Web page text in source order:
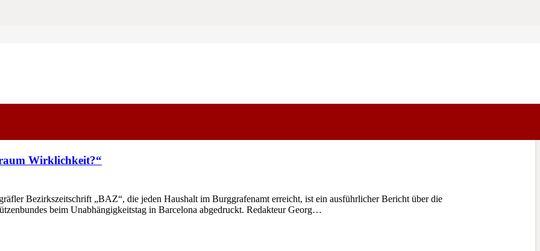
Wirklichkeit?“
Bezirkszeitschrift „BAZ“, die jeden Haushalt im Burggrafenamt erreicht, ist ein ausführlicher Bericht über die
beim Unabhängigkeitstag in Barcelona abgedruckt. Redakteur Georg…